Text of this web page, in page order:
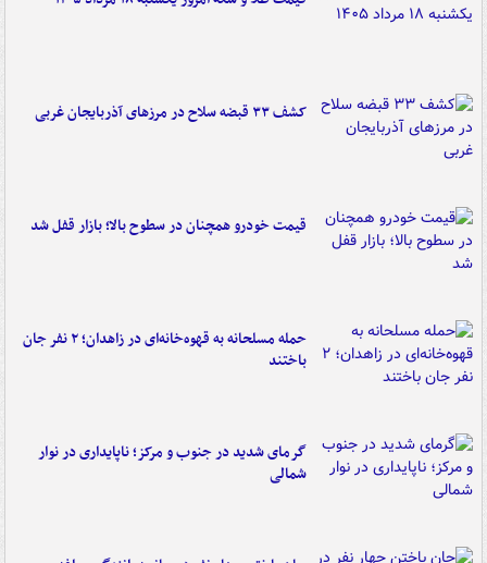
کشف ۳۳ قبضه سلاح در مرزهای آذربایجان غربی
قیمت خودرو همچنان در سطوح بالا؛ بازار قفل شد
حمله مسلحانه به قهوه‌خانه‌ای در زاهدان؛ ۲ نفر جان
باختند
گرمای شدید در جنوب و مرکز؛ ناپایداری در نوار
شمالی